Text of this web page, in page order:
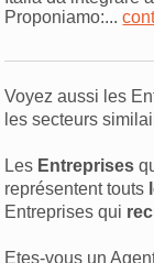
Proponiamo:...
Voyez aussi les
les secteurs
Les Entreprises
représentent touts
Entreprises qui
Etes-vous un